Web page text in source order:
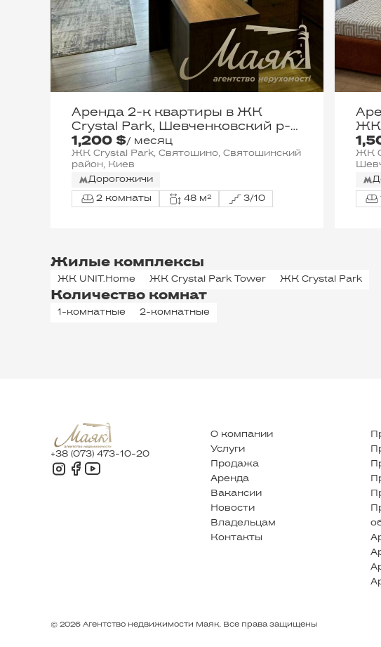
1,200 $/ месяц
Аренда 2-к квартиры в ЖК
Crystal Park, Шевченковский р-н,
Шулявка
ЖК Crystal Park, Святошино, Святошинский
район, Киев
Дорогожичи
2 комнаты 48 м² 3/10
ЖК
ЖК
Жилые комплексы
ЖК UNIT.Home ЖК Crystal Park Tower ЖК Crystal Park
Количество комнат
1-комнатные 2-комнатные
+38 (073) 473-10-20
О компании
Услуги
Продажа
Аренда
Вакансии
Новости
Владельцам
Контакты
© 2026 Агентство недвижимости Маяк. Все права защищены